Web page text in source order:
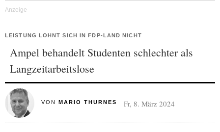
LEISTUNG LOHNT SICH IN FDP-LAND NICHT
Ampel behandelt Studenten schlechter als
Langzeitarbeitslose
VON MARIO THURNES Fr, 8. März 2024